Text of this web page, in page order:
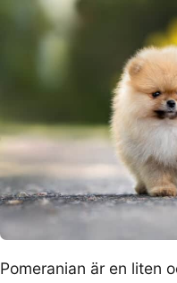
Pomeranian är en liten